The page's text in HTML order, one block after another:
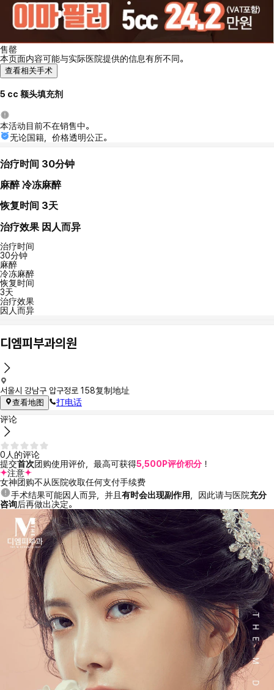
售罄
本页面内容可能与实际医院提供的信息有所不同。
查看相关手术
5 cc 额头填充剂
本活动目前不在销售中。
无论国籍，价格透明公正。
治疗时间 30分钟
麻醉 冷冻麻醉
恢复时间 3天
治疗效果 因人而异
治疗时间
30分钟
麻醉
冷冻麻醉
恢复时间
3天
治疗效果
因人而异
디엠피부과의원
서울시 강남구 압구정로 158复制地址
查看地图
打电话
评论
0人的评论
提交首次团购使用评价，最高可获得5,500P评价积分 ！
注意
女神团购不从医院收取任何支付手续费
手术结果可能因人而异，并且 有时会出现副作用 ，因此请与医院充分
咨询后再做出决定。